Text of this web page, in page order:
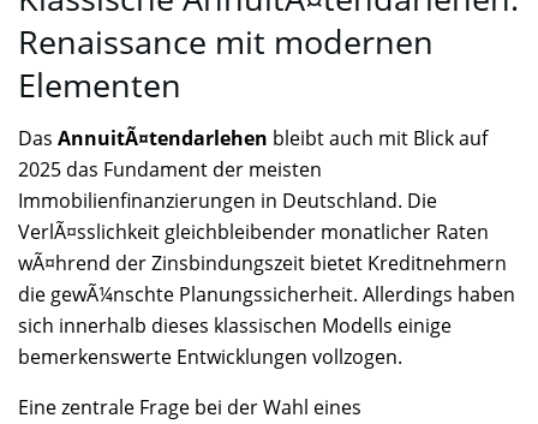
Renaissance mit modernen
Elementen
Das AnnuitÃ¤tendarlehen bleibt auch mit Blick auf
2025 das Fundament der meisten
Immobilienfinanzierungen in Deutschland. Die
VerlÃ¤sslichkeit gleichbleibender monatlicher Raten
wÃ¤hrend der Zinsbindungszeit bietet Kreditnehmern
die gewÃ¼nschte Planungssicherheit. Allerdings haben
sich innerhalb dieses klassischen Modells einige
bemerkenswerte Entwicklungen vollzogen.
Eine zentrale Frage bei der Wahl eines